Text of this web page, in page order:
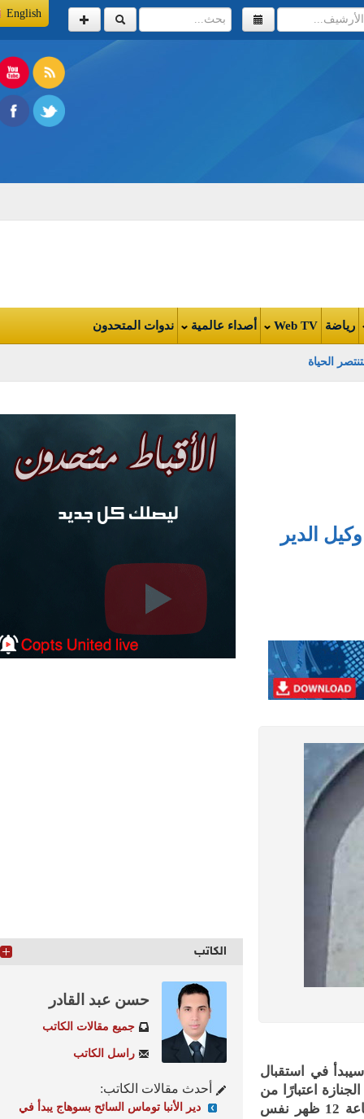
English
Web TV أصداء عالمية ندوات المتحدون
الحياة
الدير
في استقبال
اعتبارًا من
صباح الثلاثاء القادم قبل ساعات قليلة من بدء صلوات الجنازة والمقررة الساعة 12 ظهر نفس
الكاتب
حسن عبد القادر
جميع مقالات الكاتب
راسل الكاتب
أحدث مقالات الكاتب:
دير الأنبا توماس السائح بسوهاج يبدأ في